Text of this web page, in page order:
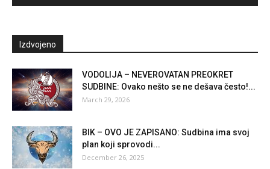
Izdvojeno
VODOLIJA – NEVEROVATAN PREOKRET
SUDBINE: Ovako nešto se ne dešava često!...
March 29, 2026
BIK – OVO JE ZAPISANO: Sudbina ima svoj
plan koji sprovodi...
December 26, 2025